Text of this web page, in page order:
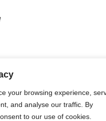
your browsing experience,
and analyse our traffic. By
to our use of cookies.
:
Vogt